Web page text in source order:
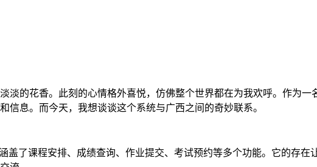
的花香。此刻的心情格外喜悦，仿佛整个世界都在为我欢呼。作为一
息。而今天，我想谈谈这个系统与广西之间的奇妙联系。
了课程安排、成绩查询、作业提交、考试预约等多个功能。它的存在